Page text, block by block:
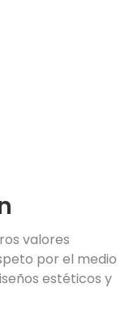
valores
por el medio
estéticos y